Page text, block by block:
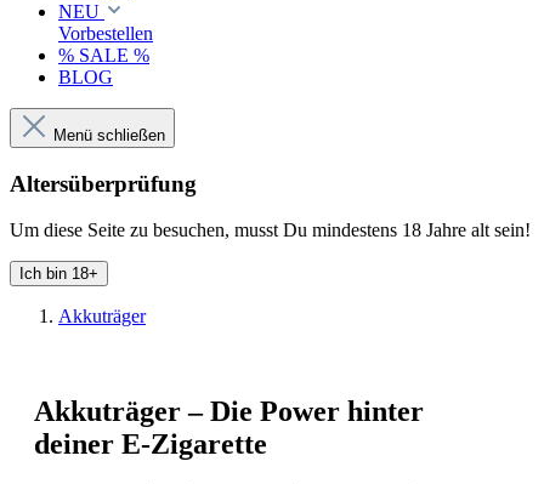
NEU
Vorbestellen
% SALE %
BLOG
Menü schließen
Altersüberprüfung
Um diese Seite zu besuchen, musst Du mindestens 18 Jahre alt sein!
Ich bin 18+
Akkuträger
Akkuträger – Die Power hinter
deiner E-Zigarette